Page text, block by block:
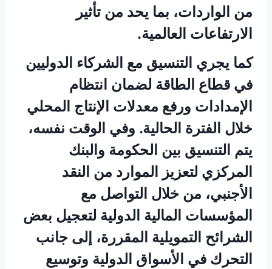
من الواردات، بما يحد من تأثير
الارتفاعات العالمية.
كما يجري التنسيق مع الشركاء الدوليين
في قطاع الطاقة لضمان انتظام
الإمدادات ورفع معدلات الإنتاج المحلي
خلال الفترة الحالية. وفي الوقت نفسه،
يتم التنسيق بين الحكومة والبنك
المركزي لتعزيز الموارد من النقد
الأجنبي، من خلال التواصل مع
المؤسسات المالية الدولية لتعجيل بعض
الشرائح التمويلية المقررة، إلى جانب
التحرك في الأسواق الدولية وتوسيع